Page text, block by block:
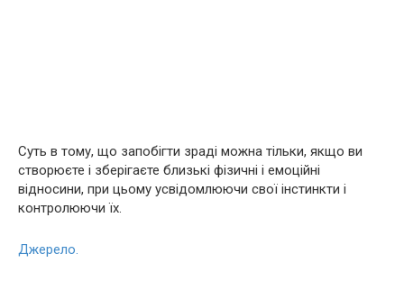
Суть в тому, що запобігти зраді можна тільки, якщо ви
створюєте і зберігаєте близькі фізичні і емоційні
відносини, при цьому усвідомлюючи свої інстинкти і
контролюючи їх.
Джерело.